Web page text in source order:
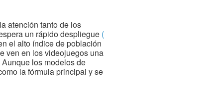
atención tanto de los
un rápido despliegue (
el alto índice de población
ven en los videojuegos una
los modelos de
la fórmula principal y se